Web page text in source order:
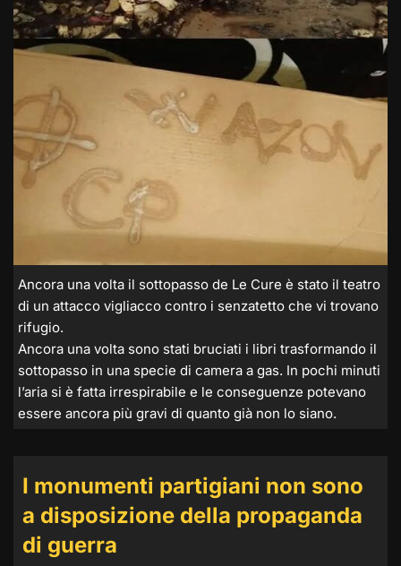
Ancora una volta il sottopasso de Le Cure è stato il teatro
di un attacco vigliacco contro i senzatetto che vi trovano
rifugio.
Ancora una volta sono stati bruciati i libri trasformando il
sottopasso in una specie di camera a gas. In pochi minuti
l’aria si è fatta irrespirabile e le conseguenze potevano
essere ancora più gravi di quanto già non lo siano.
I monumenti partigiani non sono
a disposizione della propaganda
di guerra